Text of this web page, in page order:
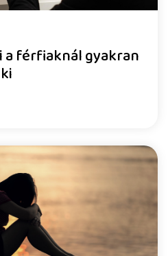
a férfiaknál gyakran